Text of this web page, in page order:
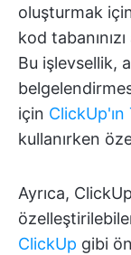
oluşturmak
kod
Bu işlevsellik,
için ClickUp'ın
kullanırken
Ayrıca,
ClickUp gibi